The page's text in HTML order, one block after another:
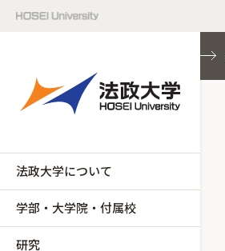
法政大学について
学部・大学院・付属校
研究